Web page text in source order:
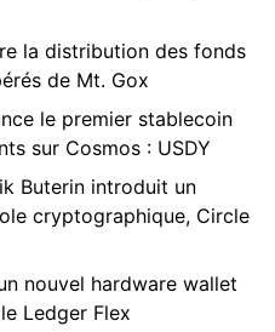
la distribution des fonds
de Mt. Gox
le premier stablecoin
sur Cosmos : USDY
Buterin introduit un
cryptographique, Circle
nouvel hardware wallet
Ledger Flex